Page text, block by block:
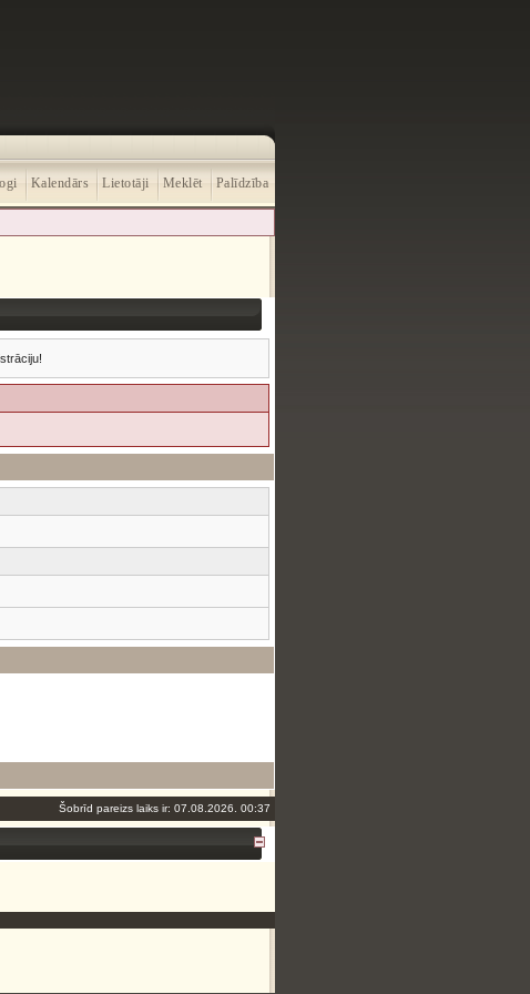
Palīdzība
Meklēt
Lietotāji
Kalendārs
Šobrīd pareizs laiks ir: 07.08.2026. 00:37